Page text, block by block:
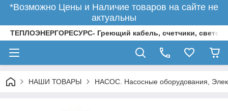
*Возможно Цены и Наличие товаров на сайте не
актуальны
ТЕПЛОЭНЕРГОРЕСУРС- Греющий кабель, счетчики,
НАШИ ТОВАРЫ НАСОС. Насосные оборудования,